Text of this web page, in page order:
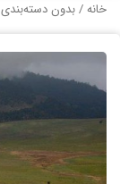
خانه/بدون دسته‌بندی